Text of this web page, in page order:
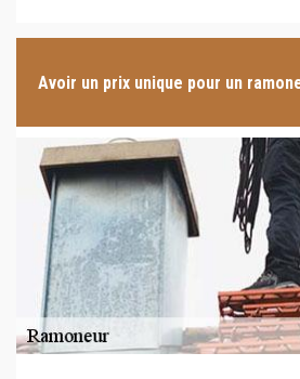
Avoir un prix unique pour un